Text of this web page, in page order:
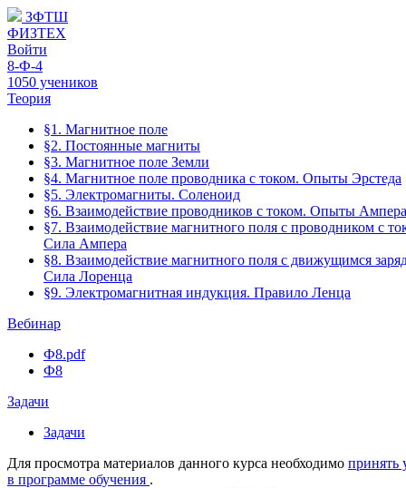
ЗФТШ
ФИЗТЕХ
Войти
8-Ф-4
1050 учеников
Теория
§1. Магнитное поле
§2. Постоянные магниты
§3. Магнитное поле Земли
§4. Магнитное поле проводника с током. Опыты Эрстеда
§5. Электромагниты. Соленоид
§6. Взаимодействие проводников с током. Опыты Ампера
§7. Взаимодействие магнитного поля с проводником с
Сила Ампера
§8. Взаимодействие магнитного поля с движущимся
Сила Лоренца
§9. Электромагнитная индукция. Правило Ленца
Вебинар
Ф8.pdf
Ф8
Задачи
Задачи
Для просмотра материалов данного курса необходимо принять
в программе обучения .